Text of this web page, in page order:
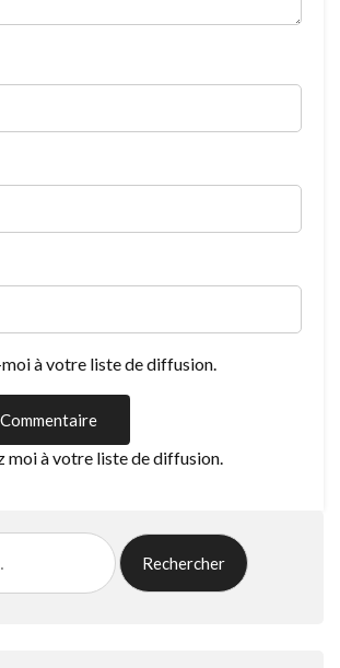
à votre liste de diffusion.
moi à votre liste de diffusion.